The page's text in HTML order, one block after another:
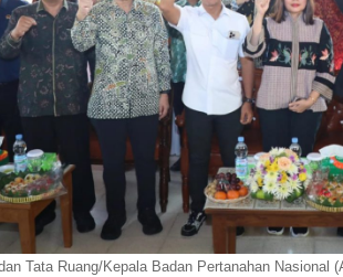
Tata Ruang/Kepala Badan Pertanahan Nasional